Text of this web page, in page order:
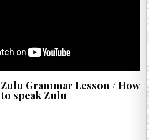
Zulu Grammar Lesson / How
to speak Zulu